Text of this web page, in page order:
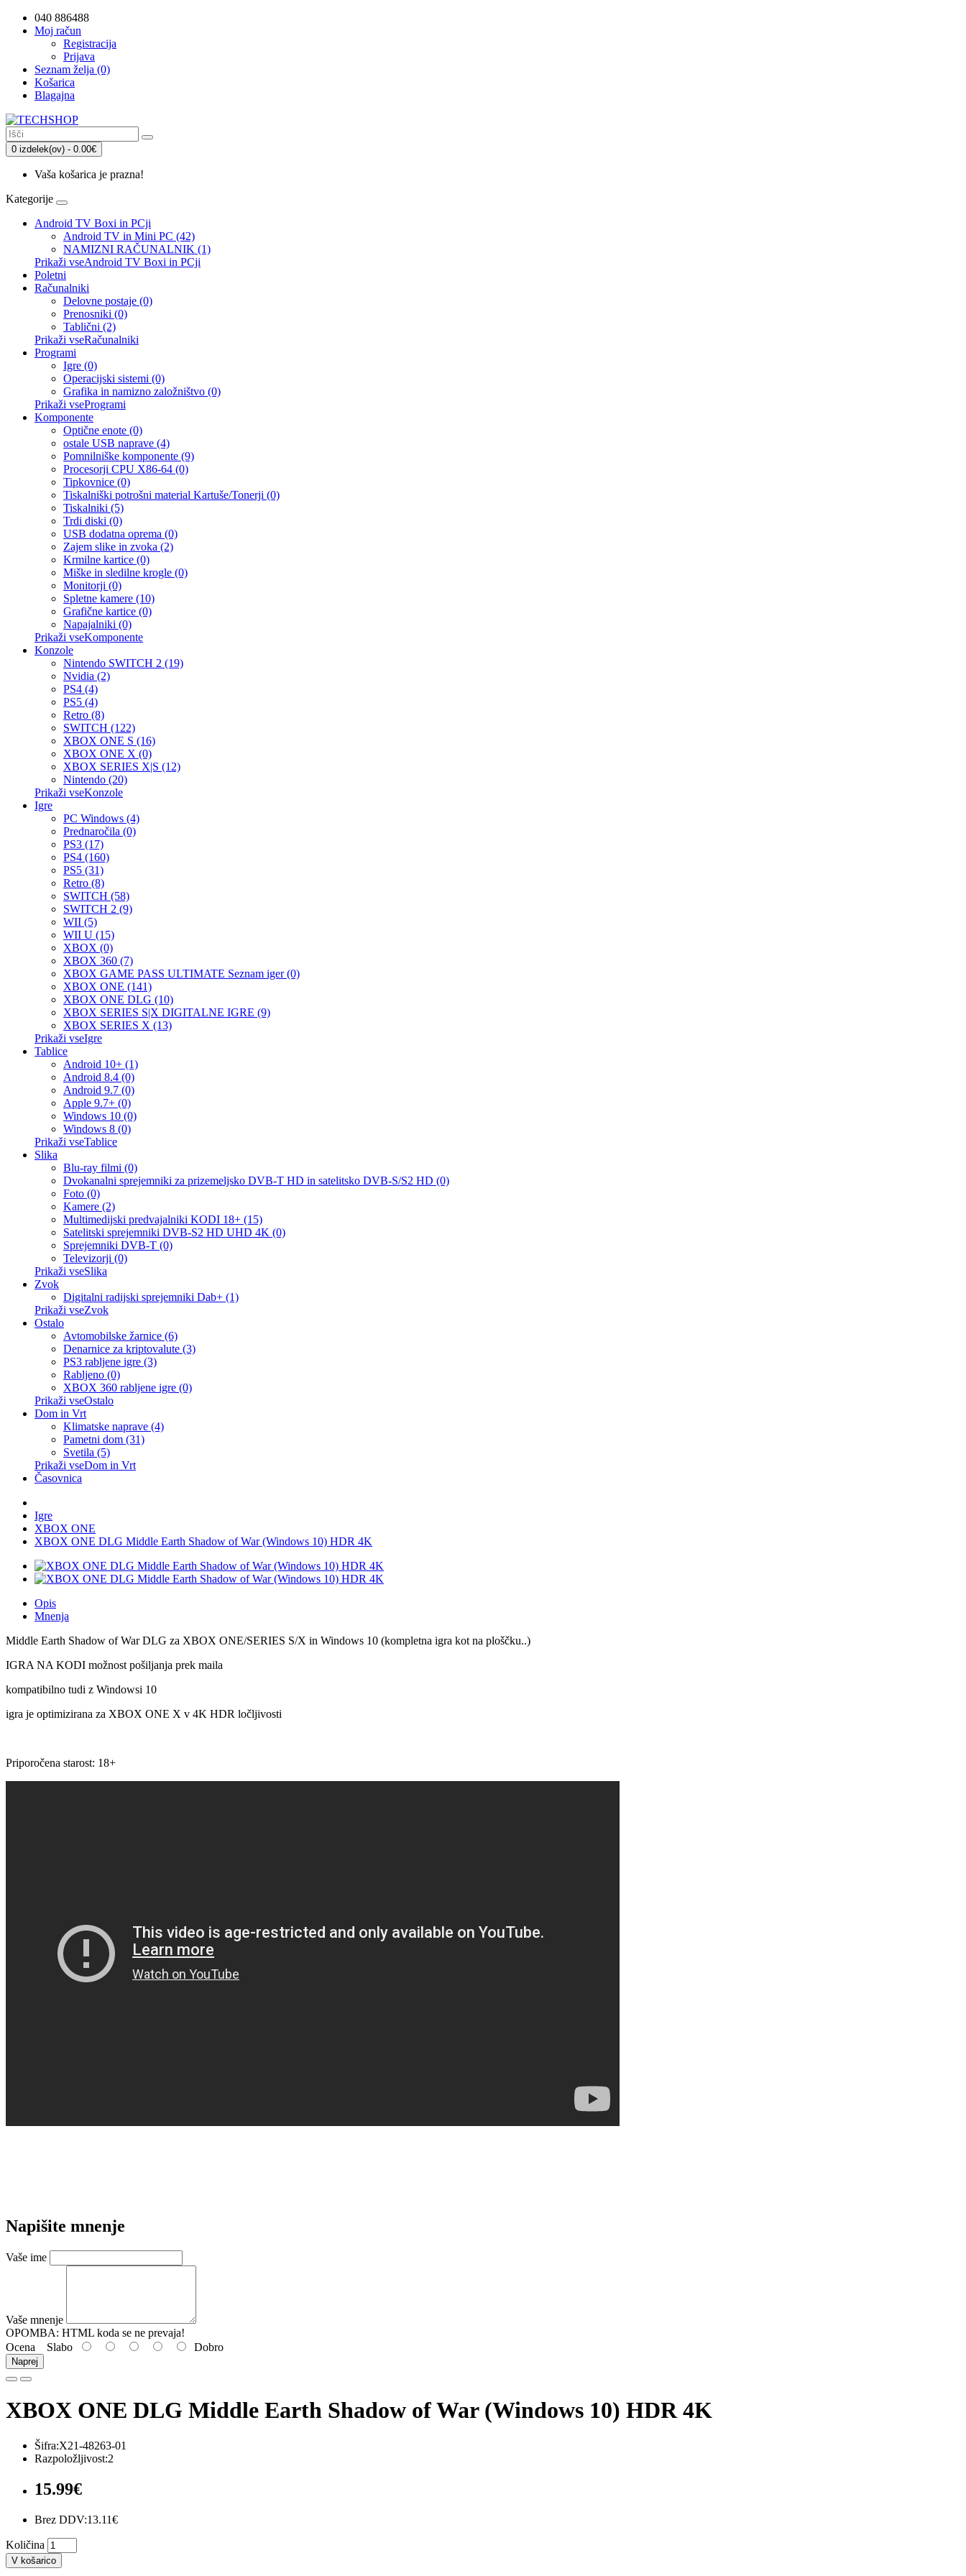
040 886488
Moj račun
Registracija
Prijava
Seznam želja (0)
Košarica
Blagajna
0 izdelek(ov) - 0.00€
Vaša košarica je prazna!
Kategorije
Android TV Boxi in PCji
Android TV in Mini PC (42)
NAMIZNI RAČUNALNIK (1)
Prikaži vseAndroid TV Boxi in PCji
Poletni
Računalniki
Delovne postaje (0)
Prenosniki (0)
Tablični (2)
Prikaži vseRačunalniki
Programi
Igre (0)
Operacijski sistemi (0)
Grafika in namizno založništvo (0)
Prikaži vseProgrami
Komponente
Optične enote (0)
ostale USB naprave (4)
Pomnilniške komponente (9)
Procesorji CPU X86-64 (0)
Tipkovnice (0)
Tiskalniški potrošni material Kartuše/Tonerji (0)
Tiskalniki (5)
Trdi diski (0)
USB dodatna oprema (0)
Zajem slike in zvoka (2)
Krmilne kartice (0)
Miške in sledilne krogle (0)
Monitorji (0)
Spletne kamere (10)
Grafične kartice (0)
Napajalniki (0)
Prikaži vseKomponente
Konzole
Nintendo SWITCH 2 (19)
Nvidia (2)
PS4 (4)
PS5 (4)
Retro (8)
SWITCH (122)
XBOX ONE S (16)
XBOX ONE X (0)
XBOX SERIES X|S (12)
Nintendo (20)
Prikaži vseKonzole
Igre
PC Windows (4)
Prednaročila (0)
PS3 (17)
PS4 (160)
PS5 (31)
Retro (8)
SWITCH (58)
SWITCH 2 (9)
WII (5)
WII U (15)
XBOX (0)
XBOX 360 (7)
XBOX GAME PASS ULTIMATE Seznam iger (0)
XBOX ONE (141)
XBOX ONE DLG (10)
XBOX SERIES S|X DIGITALNE IGRE (9)
XBOX SERIES X (13)
Prikaži vseIgre
Tablice
Android 10+ (1)
Android 8.4 (0)
Android 9.7 (0)
Apple 9.7+ (0)
Windows 10 (0)
Windows 8 (0)
Prikaži vseTablice
Slika
Blu-ray filmi (0)
Dvokanalni sprejemniki za prizemeljsko DVB-T HD in satelitsko DVB-S/S2 HD (0)
Foto (0)
Kamere (2)
Multimedijski predvajalniki KODI 18+ (15)
Satelitski sprejemniki DVB-S2 HD UHD 4K (0)
Sprejemniki DVB-T (0)
Televizorji (0)
Prikaži vseSlika
Zvok
Digitalni radijski sprejemniki Dab+ (1)
Prikaži vseZvok
Ostalo
Avtomobilske žarnice (6)
Denarnice za kriptovalute (3)
PS3 rabljene igre (3)
Rabljeno (0)
XBOX 360 rabljene igre (0)
Prikaži vseOstalo
Dom in Vrt
Klimatske naprave (4)
Pametni dom (31)
Svetila (5)
Prikaži vseDom in Vrt
Časovnica
Igre
XBOX ONE
XBOX ONE DLG Middle Earth Shadow of War (Windows 10) HDR 4K
Opis
Mnenja
Middle Earth Shadow of War DLG za XBOX ONE/SERIES S/X in Windows 10 (kompletna igra kot na ploščku..)
IGRA NA KODI možnost pošiljanja prek maila
kompatibilno tudi z Windowsi 10
igra je optimizirana za XBOX ONE X v 4K HDR ločljivosti
Priporočena starost: 18+
Napišite mnenje
Vaše ime
Vaše mnenje
OPOMBA: HTML koda se ne prevaja!
Ocena Slabo Dobro
Naprej
XBOX ONE DLG Middle Earth Shadow of War (Windows 10) HDR 4K
Šifra:X21-48263-01
Razpoložljivost:2
15.99€
Brez DDV:13.11€
Količina
V košarico